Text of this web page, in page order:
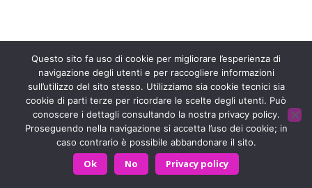
Fondazione ISAL © 2026 P. IVA 03932590403
Privacy Policy- Sviluppato da Archimede - A.S.I. srl
HOME CONTATTACI
Questo sito fa uso di cookie per migliorare l’esperienza di
navigazione degli utenti e per raccogliere informazioni
sull’utilizzo del sito stesso. Utilizziamo sia cookie tecnici sia
cookie di parti terze per ricordare le scelte degli utenti. Può
conoscere i dettagli consultando la nostra privacy policy.
Proseguendo nella navigazione si accetta l’uso dei cookie; in
caso contrario è possibile abbandonare il sito.
Ok No Privacy policy